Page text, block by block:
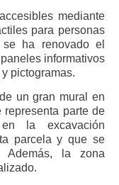
mediante
para personas
ha renovado el
informativos
pictogramas.
un gran mural en
parte de
la excavación
parcela y que se
Además, la zona